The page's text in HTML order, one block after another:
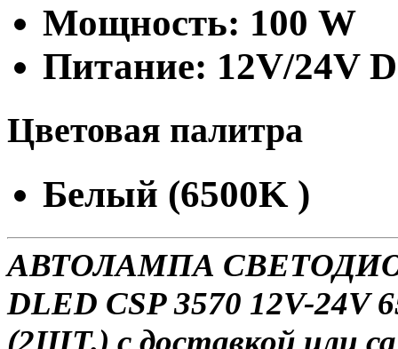
Мощность: 100 W
Питание: 12V/24V
Цветовая палитра
Белый (6500K )
АВТОЛАМПА
DLED CSP 3570 12V-24V
(2ШТ.) с доставкой или